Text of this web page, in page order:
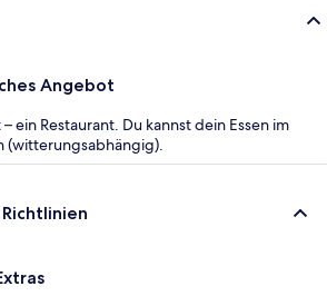
Angebot
ein Restaurant. Du kannst dein Essen im
(witterungsabhängig).